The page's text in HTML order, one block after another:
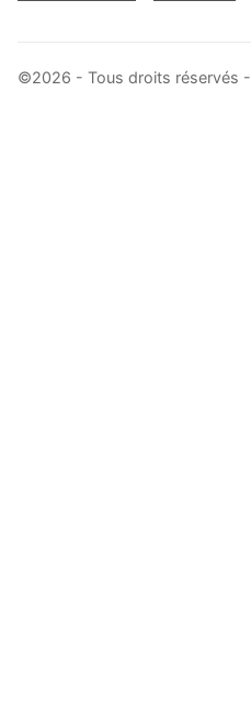
©2026 - Tous droits réservés -